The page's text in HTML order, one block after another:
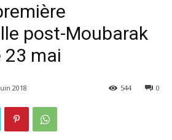
post-Moubarak
23 mai
2018 0
544